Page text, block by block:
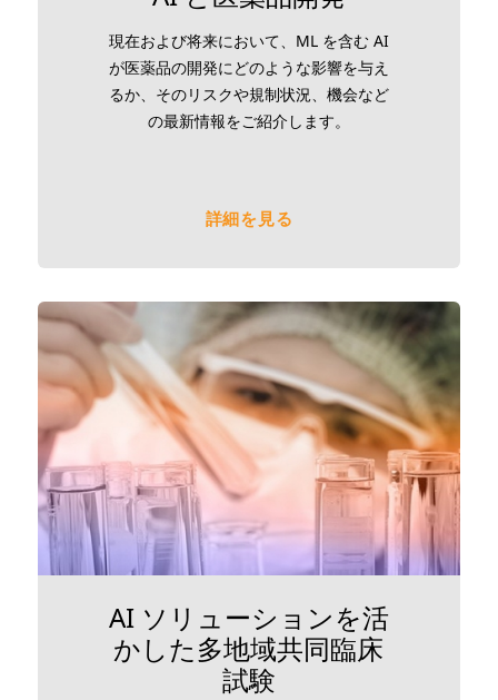
現在および将来において、ML を含む AI
が医薬品の開発にどのような影響を与え
るか、そのリスクや規制状況、機会など
の最新情報をご紹介します。
詳細を見る
AI ソリューションを活
かした多地域共同臨床
試験